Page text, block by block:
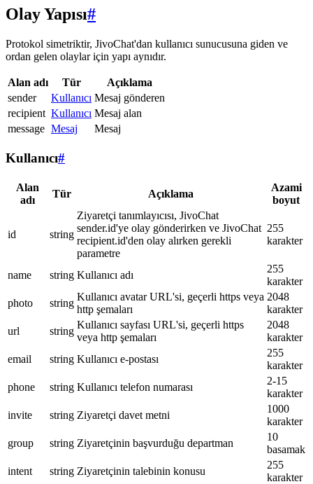
Olay Yapısı#
Protokol simetriktir, JivoChat'dan kullanıcı sunucusuna giden ve
ordan gelen olaylar için yapı aynıdır.
Alan adı Tür
Açıklama
sender
Kullanıcı Mesaj gönderen
recipient Kullanıcı Mesaj alan
message Mesaj Mesaj
Kullanıcı#
Alan
adı
Tür Açıklama
Azami
boyut
id string
Ziyaretçi tanımlayıcısı, JivoChat
sender.id'ye olay gönderirken ve JivoChat
recipient.id'den olay alırken gerekli
parametre
255
karakter
name string Kullanıcı adı
255
karakter
photo
string
Kullanıcı avatar URL'si, geçerli https veya
http şemaları
2048
karakter
url
string
Kullanıcı sayfası URL'si, geçerli https
veya http şemaları
2048
karakter
email
string Kullanıcı e-postası
255
karakter
phone
string Kullanıcı telefon numarası
2-15
karakter
invite
string Ziyaretçi davet metni
1000
karakter
group
string Ziyaretçinin başvurduğu departman
10
basamak
intent
string Ziyaretçinin talebinin konusu
255
karakter